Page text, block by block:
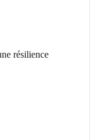
résilience